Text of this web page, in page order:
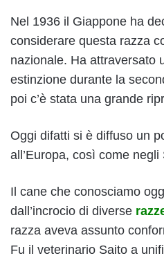
Nel 1936 il Giappone ha
considerare questa razza
nazionale. Ha attraversato
estinzione durante la
poi c’è stata una grande
Oggi difatti si è diffuso un
all’Europa, così come negli
Il cane che conosciamo
dall’incrocio di diverse
razza aveva assunto
Fu il veterinario Saito a